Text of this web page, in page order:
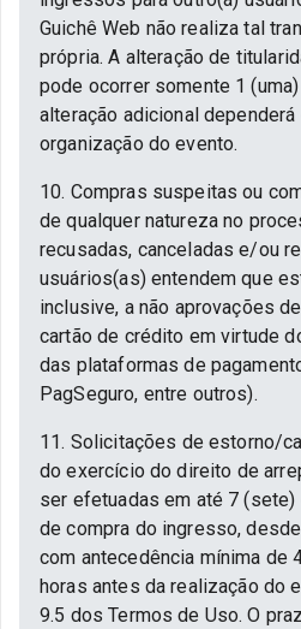
Guichê Web não realiza tal
própria. A alteração de
pode ocorrer somente 1
alteração adicional
organização do evento.
10. Compras suspeitas ou
de qualquer natureza no
recusadas, canceladas e/ou
usuários(as) entendem que
inclusive, a não aprovações
cartão de crédito em virtude
das plataformas de
PagSeguro, entre outros).
11. Solicitações de estorno/
do exercício do direito de
ser efetuadas em até 7
de compra do ingresso,
com antecedência mínima de
horas antes da realização do
9.5 dos Termos de Uso. O